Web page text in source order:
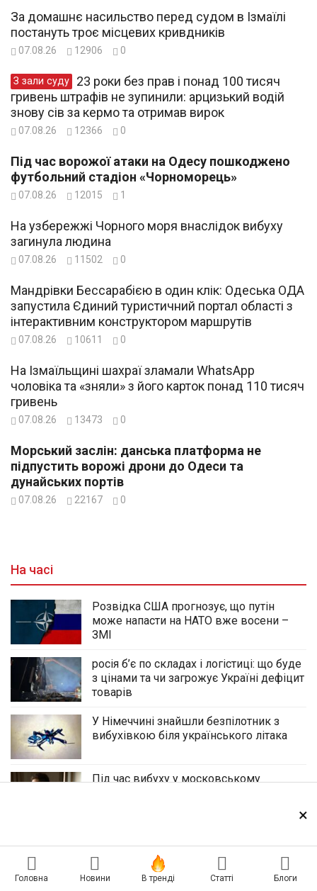
За домашнє насильство перед судом в Ізмаїлі
постануть троє місцевих кривдників
07.08.26 12906 0
З зали суду
гривень штрафів не зупинили: арцизький водій
знову сів за кермо та отримав вирок
07.08.26 12366 0
Під час ворожої атаки на Одесу пошкоджено
футбольний стадіон «Чорноморець»
07.08.26 12015 1
На узбережжі Чорного моря внаслідок вибуху
загинула людина
07.08.26 11502 0
Мандрівки Бессарабією в один клік: Одеська ОДА
запустила Єдиний туристичний портал області з
інтерактивним конструктором маршрутів
07.08.26 10611 0
На Ізмаїльщині шахраї зламали WhatsApp
чоловіка та «зняли» з його карток понад 110 тисяч
гривень
07.08.26 13473 0
Морський заслін: данська платформа не
підпустить ворожі дрони до Одеси та
дунайських портів
07.08.26 22167 0
На часі
Розвідка США прогнозує, що путін
може напасти на НАТО вже восени –
ЗМІ
росія б’є по складах і логістиці: що буде
з цінами та чи загрожує Україні дефіцит
товарів
У Німеччині знайшли безпілотник з
вибухівкою біля українського літака
Під час вибуху у московському
прикордонників та жінку, які
допомогли сотням українських
чоловіків незаконно перетнути кордон
×
Головна Новини В тренді Статті Блоги